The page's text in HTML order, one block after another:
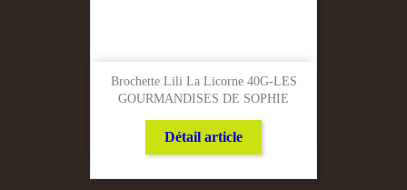
Brochette Lili La Licorne 40G-LES
GOURMANDISES DE SOPHIE
Détail article